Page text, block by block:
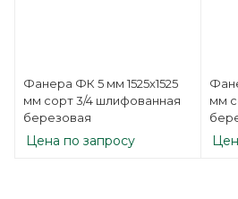
Фанера ФК 5 мм 1525х1525
мм сорт 3/4 шлифованная
березовая
Цена по запросу
мм